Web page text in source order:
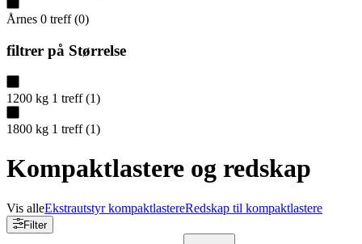
Årnes 0 treff (0)
filtrer på Størrelse
1200 kg 1 treff (1)
1800 kg 1 treff (1)
Kompaktlastere og redskap
Vis alleEkstrautstyr kompaktlastereRedskap til kompaktlastere
Filter